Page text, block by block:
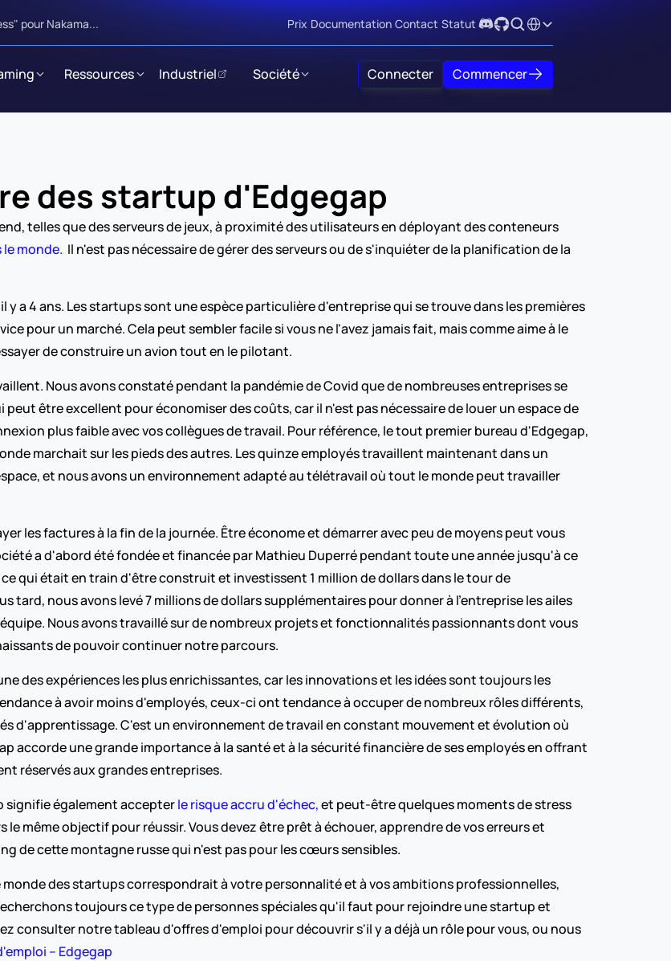
pour Nakama... Prix Documentation Contact Statut Select Language
Ressources Industriel Société Connecter Commencer
des startup d'Edgegap
telles que des serveurs de jeux, à proximité des utilisateurs en déployant des conteneurs
monde. Il n'est pas nécessaire de gérer des serveurs ou de s'inquiéter de la planification de la
a 4 ans. Les startups sont une espèce particulière d'entreprise qui se trouve dans les premières
pour un marché. Cela peut sembler facile si vous ne l'avez jamais fait, mais comme aime à le
de construire un avion tout en le pilotant.
Nous avons constaté pendant la pandémie de Covid que de nombreuses entreprises se
peut être excellent pour économiser des coûts, car il n'est pas nécessaire de louer un espace de
plus faible avec vos collègues de travail. Pour référence, le tout premier bureau d'Edgegap,
marchait sur les pieds des autres. Les quinze employés travaillent maintenant dans un
et nous avons un environnement adapté au télétravail où tout le monde peut travailler
les factures à la fin de la journée. Être économe et démarrer avec peu de moyens peut vous
a d'abord été fondée et financée par Mathieu Duperré pendant toute une année jusqu'à ce
qui était en train d'être construit et investissent 1 million de dollars dans le tour de
tard, nous avons levé 7 millions de dollars supplémentaires pour donner à l'entreprise les ailes
Nous avons travaillé sur de nombreux projets et fonctionnalités passionnants dont vous
de pouvoir continuer notre parcours.
des expériences les plus enrichissantes, car les innovations et les idées sont toujours les
à avoir moins d'employés, ceux-ci ont tendance à occuper de nombreux rôles différents,
d'apprentissage. C'est un environnement de travail en constant mouvement et évolution où
accorde une grande importance à la santé et à la sécurité financière de ses employés en offrant
réservés aux grandes entreprises.
signifie également accepter le risque accru d'échec, et peut-être quelques moments de stress
même objectif pour réussir. Vous devez être prêt à échouer, apprendre de vos erreurs et
de cette montagne russe qui n'est pas pour les cœurs sensibles.
des startups correspondrait à votre personnalité et à vos ambitions professionnelles,
toujours ce type de personnes spéciales qu'il faut pour rejoindre une startup et
consulter notre tableau d'offres d'emploi pour découvrir s'il y a déjà un rôle pour vous, ou nous
– Edgegap